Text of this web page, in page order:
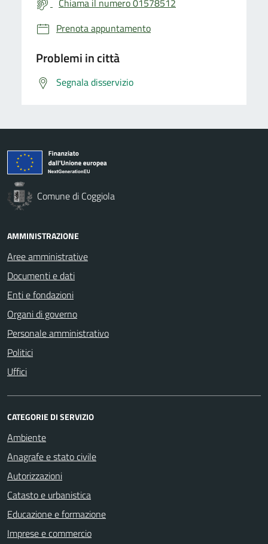
Prenota appuntamento
Problemi in città
Segnala disservizio
Comune di Coggiola
AMMINISTRAZIONE
Aree amministrative
Documenti e dati
Enti e fondazioni
Organi di governo
Personale amministrativo
Politici
Uffici
CATEGORIE DI SERVIZIO
Ambiente
Anagrafe e stato civile
Autorizzazioni
Catasto e urbanistica
Educazione e formazione
Imprese e commercio